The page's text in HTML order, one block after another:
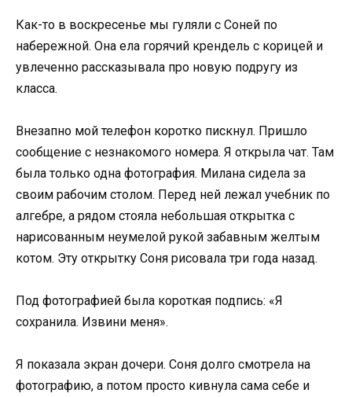
Как-то в воскресенье мы гуляли с Соней по
набережной. Она ела горячий крендель с корицей и
увлеченно рассказывала про новую подругу из
класса.
Внезапно мой телефон коротко пискнул. Пришло
сообщение с незнакомого номера. Я открыла чат. Там
была только одна фотография. Милана сидела за
своим рабочим столом. Перед ней лежал учебник по
алгебре, а рядом стояла небольшая открытка с
нарисованным неумелой рукой забавным желтым
котом. Эту открытку Соня рисовала три года назад.
Под фотографией была короткая подпись: «Я
сохранила. Извини меня».
Я показала экран дочери. Соня долго смотрела на
фотографию, а потом просто кивнула сама себе и